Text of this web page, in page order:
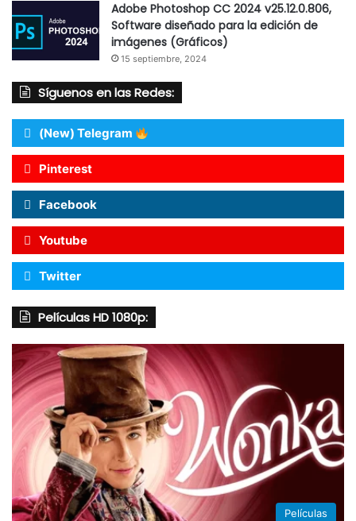
Adobe Photoshop CC 2024 v25.12.0.806,
Software diseñado para la edición de
imágenes (Gráficos)
15 septiembre, 2024
Síguenos en las Redes:
(New) Telegram
Pinterest
Facebook
Youtube
Twitter
Películas HD 1080p:
Películas